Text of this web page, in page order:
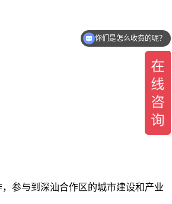
参与到深汕合作区的城市建设和产业
你们是怎么收费的呢？